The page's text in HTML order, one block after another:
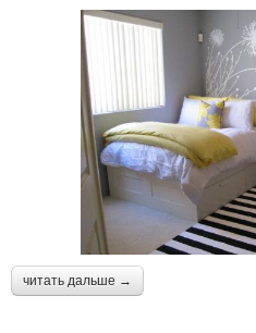
читать дальше →